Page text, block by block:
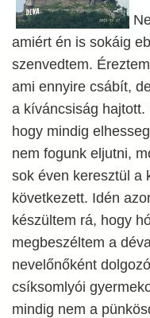
amiért én is sokáig
szenvedtem.
ami ennyire csábít,
a kíváncsiság hajtott.
hogy mindig
nem fogunk eljutni,
sok éven keresztül a
következett. Idén
készültem rá, hogy
megbeszéltem a
nevelőnőként
csíksomlyói
mindig nem a